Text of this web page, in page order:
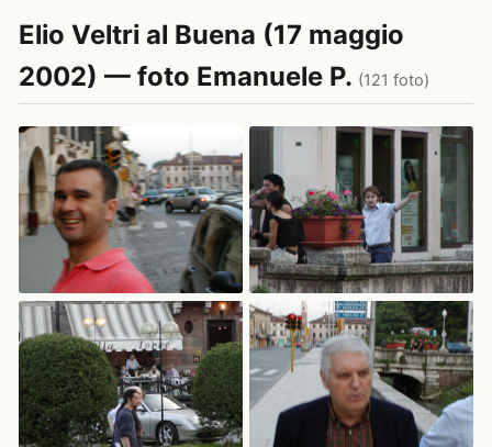
Elio Veltri al Buena (17 maggio
2002) — foto Emanuele P. (121 foto)